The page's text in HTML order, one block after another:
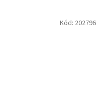
Kód: 202796